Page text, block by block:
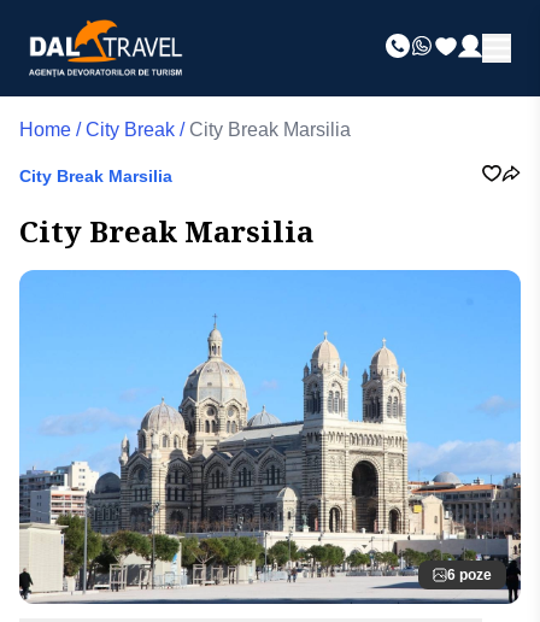
Home / City Break / City Break Marsilia
City Break Marsilia
City Break Marsilia
6 poze